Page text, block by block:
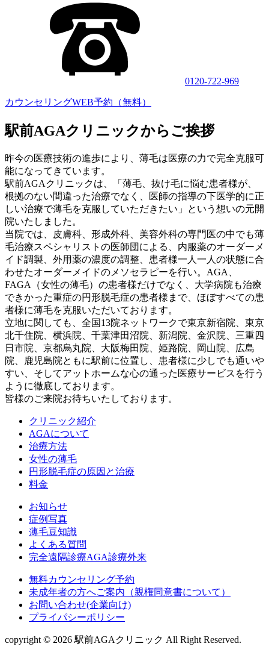
0120-722-969
カウンセリングWEB予約（無料）
駅前AGAクリニックからご挨拶
昨今の医療技術の進歩により、薄毛は医療の力で完全克服可
能になってきています。
駅前AGAクリニックは、「薄毛、抜け毛に悩む患者様が、
根拠のない間違った治療でなく、医師の指導の下医学的に正
しい治療で薄毛を克服していただきたい」という想いの元開
院いたしました。
当院では、皮膚科、形成外科、美容外科の専門医の中でも薄
毛治療スペシャリストの医師団による、内服薬のオーダーメ
イド調製、外用薬の濃度の調整、患者様一人一人の状態に合
わせたオーダーメイドのメソセラピーを行い。AGA、
FAGA（女性の薄毛）の患者様だけでなく、大学病院も治療
できかった重症の円形脱毛症の患者様まで、ほぼすべての患
者様に薄毛を克服いただいております。
立地に関しても、全国13院ネットワークで東京新宿院、東京
北千住院、横浜院、千葉津田沼院、新潟院、金沢院、三重四
日市院、京都烏丸院、大阪梅田院、姫路院、岡山院、広島
院、鹿児島院ともに駅前に位置し、患者様に少しでも通いや
すい、そしてアットホームな心の通った医療サービスを行う
ように徹底しております。
皆様のご来院お待ちいたしております。
クリニック紹介
AGAについて
治療方法
女性の薄毛
円形脱毛症の原因と治療
料金
お知らせ
症例写真
薄毛豆知識
よくある質問
完全遠隔診療AGA診療外来
無料カウンセリング予約
未成年者の方へご案内（親権同意書について）
お問い合わせ(企業向け)
プライパシーポリシー
copyright © 2026 駅前AGAクリニック All Right Reserved.